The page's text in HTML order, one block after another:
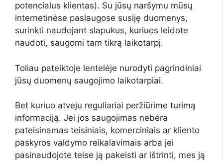
potencialus klientas). Su jūsų naršymu mūsų
internetinėse paslaugose susiję duomenys,
surinkti naudojant slapukus, kuriuos leidote
naudoti, saugomi tam tikrą laikotarpį.
Toliau pateiktoje lentelėje nurodyti pagrindiniai
jūsų duomenų saugojimo laikotarpiai.
Bet kuriuo atveju reguliariai peržiūrime turimą
informaciją. Jei jos saugojimas nebėra
pateisinamas teisiniais, komerciniais ar kliento
paskyros valdymo reikalavimais arba jei
pasinaudojote teise ją pakeisti ar ištrinti, mes ją